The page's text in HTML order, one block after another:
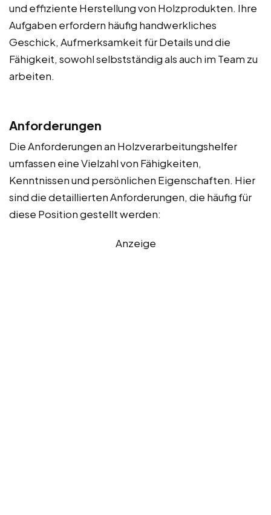
und effiziente Herstellung von Holzprodukten. Ihre
Aufgaben erfordern häufig handwerkliches
Geschick, Aufmerksamkeit für Details und die
Fähigkeit, sowohl selbstständig als auch im Team zu
arbeiten.
Anforderungen
Die Anforderungen an Holzverarbeitungshelfer
umfassen eine Vielzahl von Fähigkeiten,
Kenntnissen und persönlichen Eigenschaften. Hier
sind die detaillierten Anforderungen, die häufig für
diese Position gestellt werden:
Anzeige